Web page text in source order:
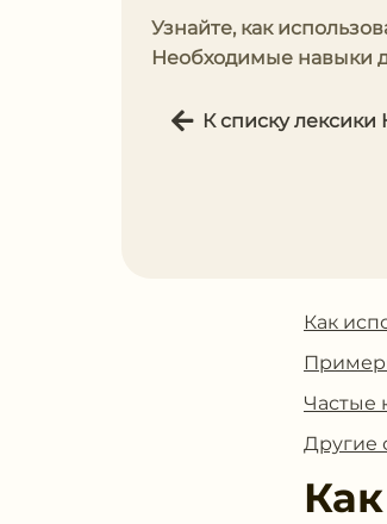
Узнайте, как
Необходимые навыки
К списку лексики
Как
Частые
Другие